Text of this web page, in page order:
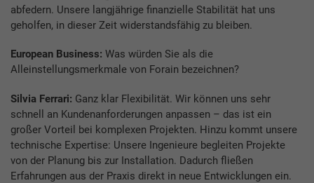
abfedern. Unsere langjährige finanzielle Stabilität hat uns
geholfen, in dieser Zeit widerstandsfähig zu bleiben.
European Business: Was würden Sie als die
Alleinstellungsmerkmale von Forain bezeichnen?
Silvia Ferrari: Ganz klar Flexibilität. Wir können uns sehr
schnell an Kundenanforderungen anpassen – das ist ein
großer Vorteil bei komplexen Projekten. Hinzu kommt unsere
technische Expertise: Unsere Ingenieure begleiten Projekte
von der Planung bis zur Installation. Dadurch fließen
Erfahrungen aus der Praxis direkt in neue Entwicklungen ein.